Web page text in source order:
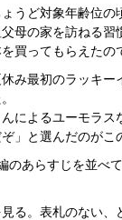
うど対象年齢位の
母の家を訪ねる
買ってもらえたの
み最初のラッキー
によるユーモラ
」と選んだのがこ
あらすじを並べて
る。表札のない、